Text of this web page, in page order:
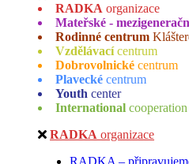
RADKA organizace
Mateřské -
Rodinné centrum
Vzdělávací centrum
Dobrovolnické centrum
Plavecké centrum
Youth center
International cooperation
RADKA organizace
RADKA –